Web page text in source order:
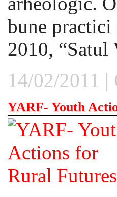
bune
2010, “Satul
14/02/2011 |
YARF- Youth